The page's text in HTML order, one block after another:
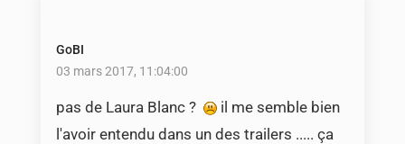
GoBI
03 mars 2017, 11:04:00
pas de Laura Blanc ?
il me semble bien
l'avoir entendu dans un des trailers ..... ça